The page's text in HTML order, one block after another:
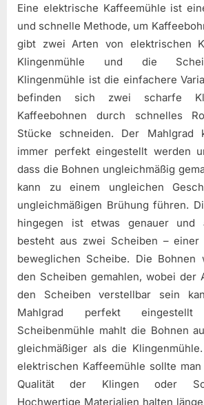
Eine elektrische Kaffeemühle ist
und schnelle Methode, um
gibt zwei Arten von elektrischen
Klingenmühle und die
Klingenmühle ist die einfachere
befinden sich zwei scharfe
Kaffeebohnen durch schnelles
Stücke schneiden. Der Mahlgrad
immer perfekt eingestellt werden
dass die Bohnen ungleichmäßig
kann zu einem ungleichen
ungleichmäßigen Brühung führen.
hingegen ist etwas genauer und
besteht aus zwei Scheiben –
beweglichen Scheibe. Die Bohnen
den Scheiben gemahlen, wobei der
den Scheiben verstellbar sein
Mahlgrad perfekt
Scheibenmühle mahlt die Bohnen
gleichmäßiger als die
elektrischen Kaffeemühle sollte
Qualität der Klingen oder
Hochwertige Materialien halten